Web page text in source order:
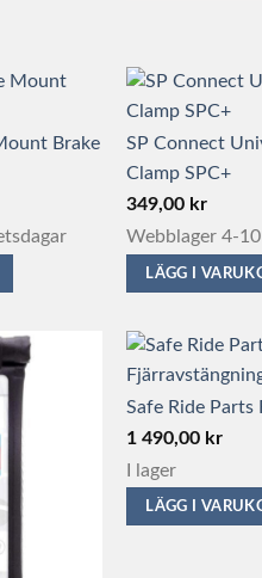
Brake
SP Connect
Clamp SPC+
349,00 kr
Webblager 4-
LÄGG I
Safe Ride Parts
1 490,00 kr
I lager
LÄGG I